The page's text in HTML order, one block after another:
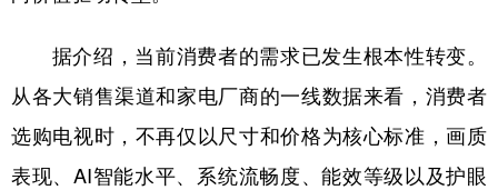
据介绍，当前消费者的需求已发生根本性转变。
从各大销售渠道和家电厂商的一线数据来看，消费者
选购电视时，不再仅以尺寸和价格为核心标准，画质
表现、AI智能水平、系统流畅度、能效等级以及护眼